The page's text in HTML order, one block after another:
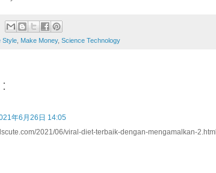
Style Make Money, Science Technology
年6月26日 14:05
2021/06/viral-diet-terbaik-dengan-mengamalkan-2.html